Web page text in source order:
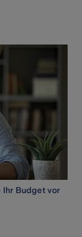
Ihr Budget vor